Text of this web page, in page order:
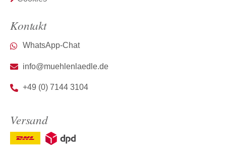
Kontakt
WhatsApp-Chat
info@muehlenlaedle.de
+49 (0) 7144 3104
Versand